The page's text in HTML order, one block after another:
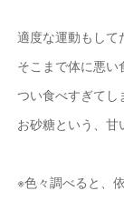
適度な運動もして
そこまで体に悪
つい食べすぎてし
お砂糖という、甘
※色々調べると、